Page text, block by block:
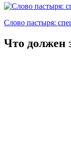
Слово пастыря:
Что должен